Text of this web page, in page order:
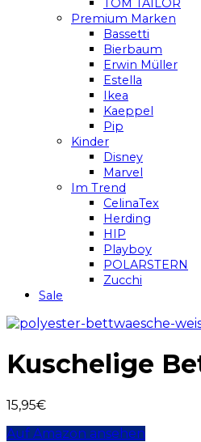
TOM TAILOR
Premium Marken
Bassetti
Bierbaum
Erwin Müller
Estella
Ikea
Kaeppel
Pip
Kinder
Disney
Marvel
Im Trend
CelinaTex
Herding
HIP
Playboy
POLARSTERN
Zucchi
Sale
Kuschelige
15,95€
Auf Amazon ansehen